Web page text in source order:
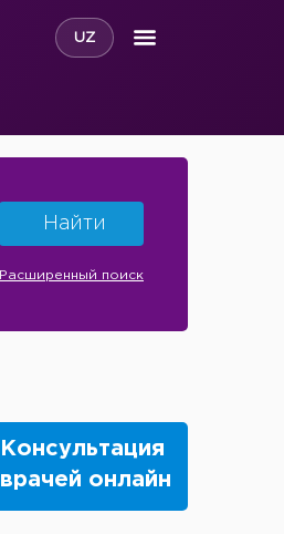
UZ
Найти
Расширенный поиск
Консультация
врачей онлайн